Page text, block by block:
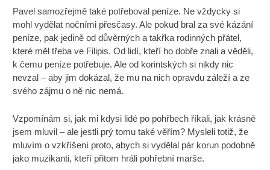
Pavel samozřejmě také potřeboval peníze. Ne vždycky si
mohl vydělat nočními přesčasy. Ale pokud bral za své kázání
peníze, pak jedině od důvěrných a takřka rodinných přátel,
které měl třeba ve Filipis. Od lidí, kteří ho dobře znali a věděli,
k čemu peníze potřebuje. Ale od korintských si nikdy nic
nevzal – aby jim dokázal, že mu na nich opravdu záleží a ze
svého zájmu o ně nic nemá.
Vzpomínám si, jak mi kdysi lidé po pohřbech říkali, jak krásně
jsem mluvil – ale jestli prý tomu také věřím? Mysleli totiž, že
mluvím o vzkříšení proto, abych si vydělal pár korun podobně
jako muzikanti, kteří přitom hráli pohřební marše.